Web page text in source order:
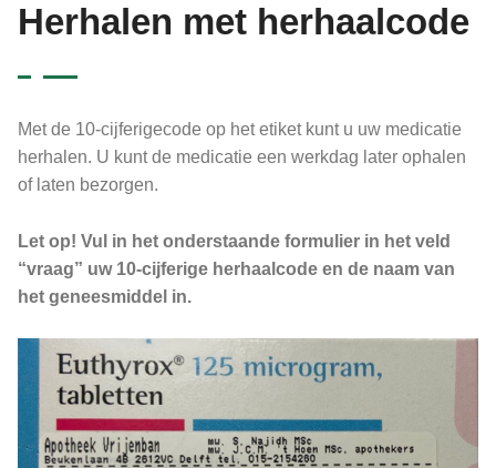
Herhalen met herhaalcode
Met de 10-cijferigecode op het etiket kunt u uw medicatie
herhalen. U kunt de medicatie een werkdag later ophalen
of laten bezorgen.
Let op! Vul in het onderstaande formulier in het veld
“vraag” uw 10-cijferige herhaalcode en de naam van
het geneesmiddel in.